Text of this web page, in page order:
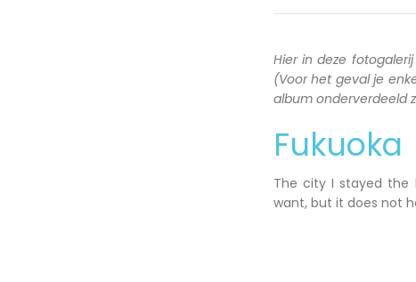
Hier in deze
(Voor het geval je
album onderverdeeld
Fukuoka
The city I stayed the
want, but it does not